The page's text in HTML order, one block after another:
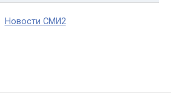
Новости СМИ2